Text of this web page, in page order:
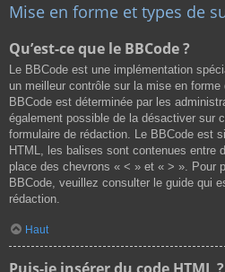
Mise en forme et types de
Qu’est-ce que le BBCode ?
Le BBCode est une implémentation
un meilleur contrôle sur la mise en forme
BBCode est déterminée par les
également possible de la désactiver sur
formulaire de rédaction. Le BBCode est
HTML, les balises sont contenues entre
place des chevrons « < » et « > ». Pour
BBCode, veuillez consulter le guide qui
rédaction.
Haut